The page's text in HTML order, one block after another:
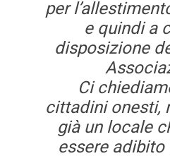
per
e quindi a
disposizione
Ci
cittadini onesti,
già un locale
essere adibito